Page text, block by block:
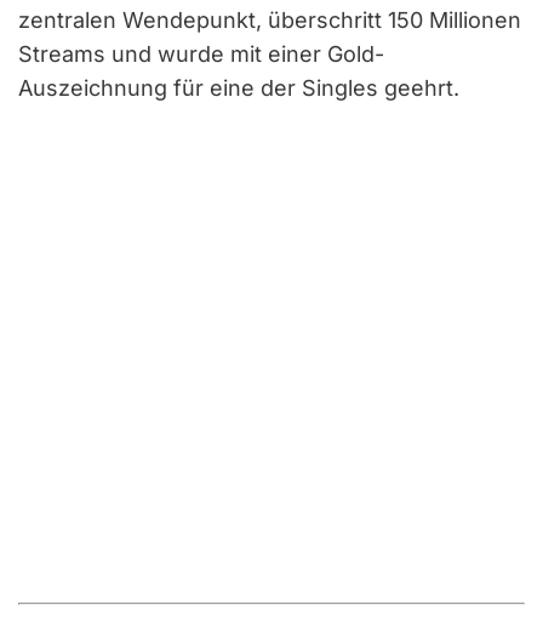
zentralen Wendepunkt, überschritt 150 Millionen
Streams und wurde mit einer Gold-
Auszeichnung für eine der Singles geehrt.